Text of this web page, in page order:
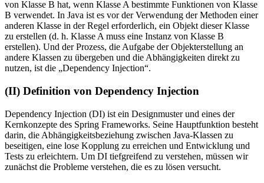
von Klasse B hat, wenn Klasse A bestimmte Funktionen von Klasse
B verwendet. In Java ist es vor der Verwendung der Methoden einer
anderen Klasse in der Regel erforderlich, ein Objekt dieser Klasse
zu erstellen (d. h. Klasse A muss eine Instanz von Klasse B
erstellen). Und der Prozess, die Aufgabe der Objekterstellung an
andere Klassen zu übergeben und die Abhängigkeiten direkt zu
nutzen, ist die „Dependency Injection“.
(II) Definition von Dependency Injection
Dependency Injection (DI) ist ein Designmuster und eines der
Kernkonzepte des Spring Frameworks. Seine Hauptfunktion besteht
darin, die Abhängigkeitsbeziehung zwischen Java-Klassen zu
beseitigen, eine lose Kopplung zu erreichen und Entwicklung und
Tests zu erleichtern. Um DI tiefgreifend zu verstehen, müssen wir
zunächst die Probleme verstehen, die es zu lösen versucht.